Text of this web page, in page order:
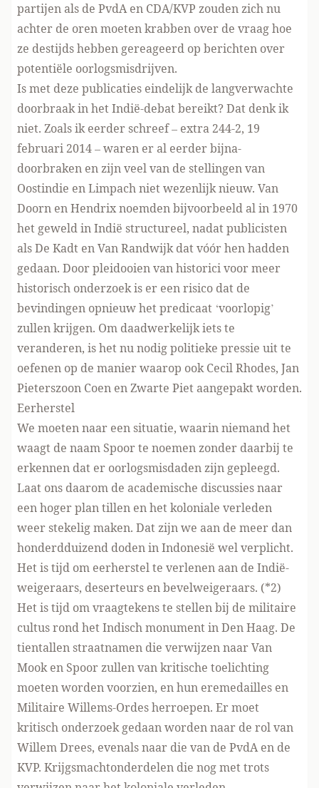
partijen als de PvdA en CDA/KVP zouden zich nu
achter de oren moeten krabben over de vraag hoe
ze destijds hebben gereageerd op berichten over
potentiële oorlogsmisdrijven.
Is met deze publicaties eindelijk de langverwachte
doorbraak in het Indië-debat bereikt? Dat denk ik
niet. Zoals ik eerder schreef – extra 244-2, 19
februari 2014 – waren er al eerder bijna-
doorbraken en zijn veel van de stellingen van
Oostindie en Limpach niet wezenlijk nieuw. Van
Doorn en Hendrix noemden bijvoorbeeld al in 1970
het geweld in Indië structureel, nadat publicisten
als De Kadt en Van Randwijk dat vóór hen hadden
gedaan. Door pleidooien van historici voor meer
historisch onderzoek is er een risico dat de
bevindingen opnieuw het predicaat ‘voorlopig’
zullen krijgen. Om daadwerkelijk iets te
veranderen, is het nu nodig politieke pressie uit te
oefenen op de manier waarop ook Cecil Rhodes, Jan
Pieterszoon Coen en Zwarte Piet aangepakt worden.
Eerherstel
We moeten naar een situatie, waarin niemand het
waagt de naam Spoor te noemen zonder daarbij te
erkennen dat er oorlogsmisdaden zijn gepleegd.
Laat ons daarom de academische discussies naar
een hoger plan tillen en het koloniale verleden
weer stekelig maken. Dat zijn we aan de meer dan
honderdduizend doden in Indonesië wel verplicht.
Het is tijd om eerherstel te verlenen aan de Indië-
weigeraars, deserteurs en bevelweigeraars. (*2)
Het is tijd om vraagtekens te stellen bij de militaire
cultus rond het Indisch monument in Den Haag. De
tientallen straatnamen die verwijzen naar Van
Mook en Spoor zullen van kritische toelichting
moeten worden voorzien, en hun eremedailles en
Militaire Willems-Ordes herroepen. Er moet
kritisch onderzoek gedaan worden naar de rol van
Willem Drees, evenals naar die van de PvdA en de
KVP. Krijgsmachtonderdelen die nog met trots